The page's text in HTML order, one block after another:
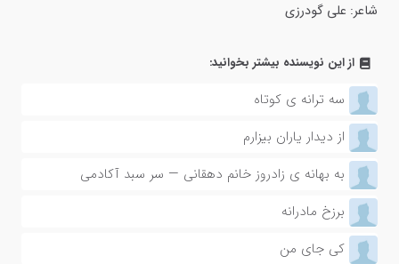
شاعر: علی گودرزی
از این نویسنده بیشتر بخوانید:
سه ترانه ى کوتاه
از دیدار یاران بیزارم
به بهانه ی زادروز خانم دهقانی — سر سبد آکادمی
برزخ مادرانه
کی جای من